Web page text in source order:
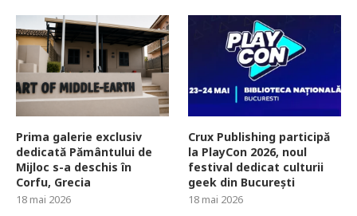
Prima galerie exclusiv
dedicată Pământului de
Mijloc s-a deschis în
Corfu, Grecia
18 mai 2026
Crux Publishing participă
la PlayCon 2026, noul
festival dedicat culturii
geek din București
18 mai 2026